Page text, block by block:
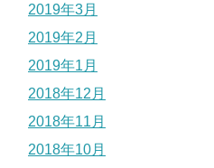
2019年3月
2019年2月
2019年1月
2018年12月
2018年11月
2018年10月